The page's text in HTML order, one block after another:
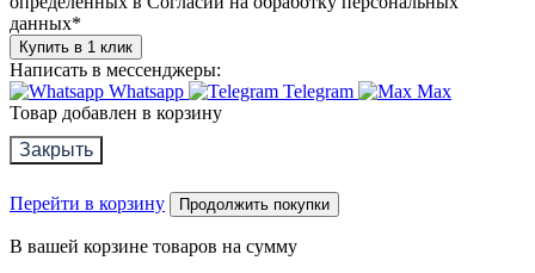
данных*
Купить в 1 клик
Написать в мессенджеры:
Whatsapp
Telegram
Max
Товар добавлен в корзину
Закрыть
Перейти в корзину Продолжить покупки
В вашей корзине товаров на сумму